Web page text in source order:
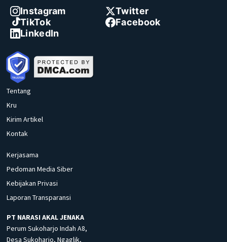
Instagram
Twitter
TikTok
Facebook
LinkedIn
Tentang
Kru
Kirim Artikel
Kontak
Kerjasama
Pedoman Media Siber
Kebijakan Privasi
Laporan Transparansi
PT NARASI AKAL JENAKA
Perum Sukoharjo Indah A8,
Desa Sukoharjo, Ngaglik,